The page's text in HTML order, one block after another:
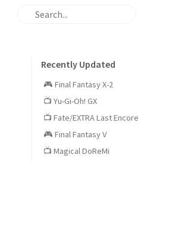
Recently Updated
🎮 Final Fantasy X-2
📺 Yu-Gi-Oh! GX
📺 Fate/EXTRA Last Encore
🎮 Final Fantasy V
📺 Magical DoReMi